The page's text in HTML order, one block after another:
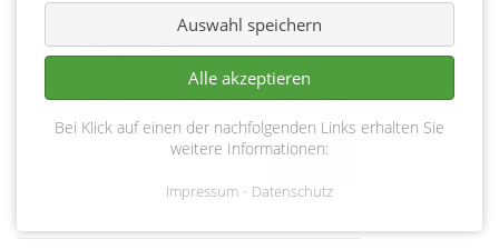
August 2026 >
Montag
Dienstag
Mittwoch
Donnerstag
Freitag
Samstag
Sonntag
1 2
Auswahl speichern
Alle akzeptieren
Bei Klick auf einen der nachfolgenden Links erhalten Sie
weitere Informationen:
Impressum Datenschutz